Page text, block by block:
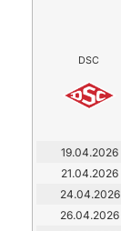
DSC
19.04.2026
21.04.2026
24.04.2026
26.04.2026